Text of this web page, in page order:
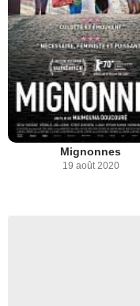
Mignonnes
19 août 2020